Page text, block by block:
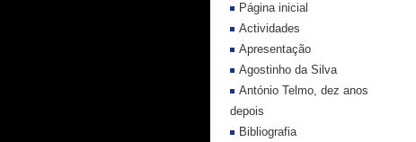
Página inicial
Actividades
Apresentação
Agostinho da Silva
António Telmo, dez anos
depois
Bibliografia